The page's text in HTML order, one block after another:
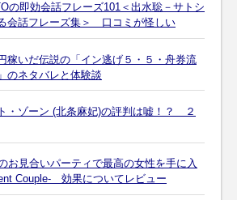
の即効会話フレーズ101＜出水聡－サトシ
会話フレーズ集＞ 口コミが怪しい
稼いだ伝説の「イン逃げ５・５・舟券流
のネタバレと体験談
・ゾーン (北条麻妃)の評判は嘘！？ ２
お見合いパーティで最高の女性を手に入
Couple- 効果についてレビュー